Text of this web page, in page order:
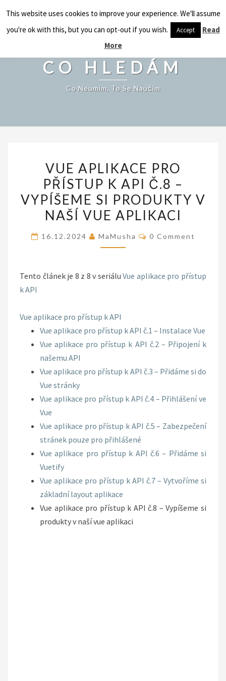
CO HLEDÁM
CO HLEDÁM
Co Neumím, To Se Naučím
APLIKACE
PRO
PŘÍSTUP
K
Č.8
SI
NAŠÍ
VUE
APLIKACI
VUE APLIKACE PRO
PŘÍSTUP K API Č.8 –
VYPÍŠEME SI PRODUKTY V
NAŠÍ VUE APLIKACI
16.12.2024 MaMusha Comments
0 Comment
Tento článek je 8 z 8 v seriáluVue aplikace pro přístup
k API
Vue aplikace pro přístup k API
Vue aplikace pro přístup k API č.1 – Instalace Vue
Vue aplikace pro přístup k API č.2 – Připojení k
našemu API
Vue aplikace pro přístup k API č.3 – Přidáme si do
Vue stránky
Vue aplikace pro přístup k API č.4 – Přihlášení ve
Vue
Vue aplikace pro přístup k API č.5 – Zabezpečení
stránek pouze pro přihlášené
Vue aplikace pro přístup k API č.6 – Přidáme si
Vuetify
Vue aplikace pro přístup k API č.7 – Vytvoříme si
základní layout aplikace
Vue aplikace pro přístup k API č.8 – Vypíšeme si
produkty v naší vue aplikaci
This website uses cookies to improve your experience. We'll assume
you're ok with this, but you can opt-out if you wish.
Accept
Read
More